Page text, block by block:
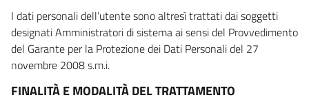
I dati personali dell’utente sono altresì trattati dai soggetti
designati Amministratori di sistema ai sensi del Provvedimento
del Garante per la Protezione dei Dati Personali del 27
novembre 2008 s.m.i.
FINALITÀ E MODALITÀ DEL TRATTAMENTO